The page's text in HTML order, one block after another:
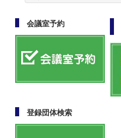
会議室予約
登録団体検索